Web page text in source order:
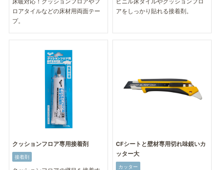
床暖対応！クッションフロアやフ
ロアタイルなどの床材用両面テー
プ。
ビニル床タイルやクッションフロ
アをしっかり貼れる接着剤。
クッションフロア専用接着剤
接着剤
CFシートと壁材専用切れ味鋭いカ
ッター大
カッター